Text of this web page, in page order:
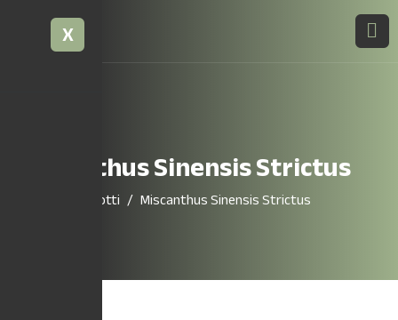
X
Miscanthus Sinensis Strictus
Prodotti Miscanthus Sinensis Strictus